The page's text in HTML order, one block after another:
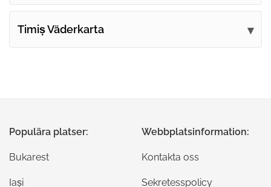
Timiș Väderkarta
Populära platser:
Bukarest
Iași
Webbplatsinformation:
Kontakta oss
Sekretesspolicy